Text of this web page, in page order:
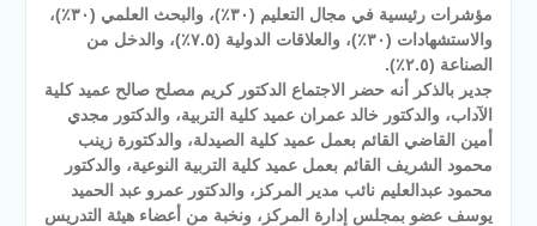
مؤشرات رئيسية في مجال التعليم (٣٠٪؜)، والبحث العلمي (٣٠٪؜)،
والاستشهادات (٣٠٪؜)، والعلاقات الدولية (٧.٥٪؜)، والدخل من
الصناعة (٢.٥٪؜).
جدير بالذكر أنه حضر الاجتماع الدكتور كريم مصلح صالح عميد كلية
الآداب، والدكتور خالد عمران عميد كلية التربية، والدكتور مجدي
أمين القاضي القائم بعمل عميد كلية الصيدلة، والدكتورة زينب
محمود الشريف القائم بعمل عميد كلية التربية النوعية، والدكتور
محمود عبدالعليم نائب مدير المركز، والدكتور عمرو عبد الحميد
يوسف عضو بمجلس إدارة المركز، ونخبة من أعضاء هيئة التدريس